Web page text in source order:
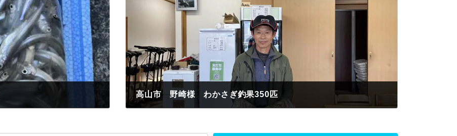
高山市 野崎様 わかさぎ釣果350匹